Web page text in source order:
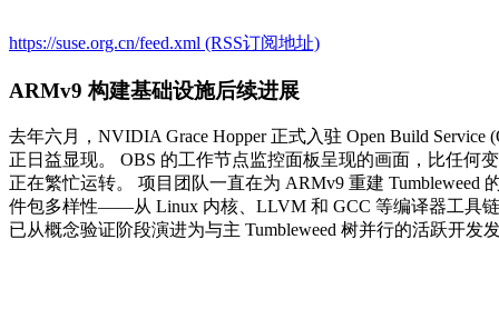
https://suse.org.cn/feed.xml (RSS订阅地址)
ARMv9 构建基础设施后续进展
去年六月，NVIDIA Grace Hopper 正式入驻 Open Build
正日益显现。 OBS 的工作节点监控面板呈现的画面，比任何
正在繁忙运转。 项目团队一直在为 ARMv9 重建 Tumbleweed
件包多样性——从 Linux 内核、LLVM 和 GCC 等编译器工具
已从概念验证阶段演进为与主 Tumbleweed 树并行的活跃开